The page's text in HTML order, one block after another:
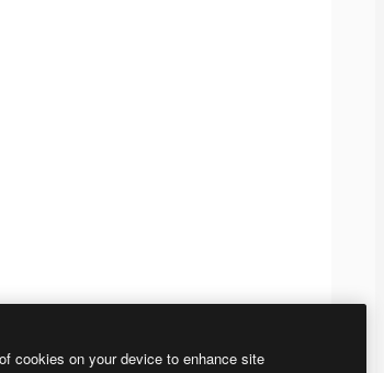
作成できます。
cookies on your device to enhance site